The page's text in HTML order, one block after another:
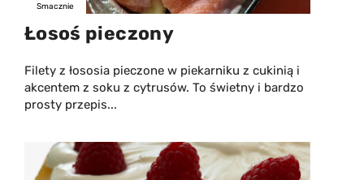
Smacznie
Łosoś pieczony
Filety z łososia pieczone w piekarniku z cukinią i
akcentem z soku z cytrusów. To świetny i bardzo
prosty przepis...